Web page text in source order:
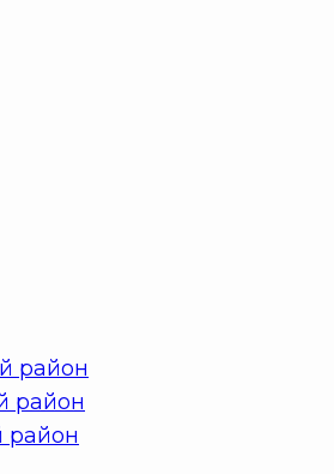
район
район
район